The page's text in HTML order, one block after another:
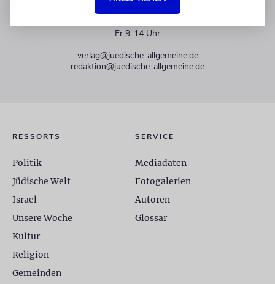
Fr 9-14 Uhr
verlag@juedische-allgemeine.de
redaktion@juedische-allgemeine.de
RESSORTS
Politik
Jüdische Welt
Israel
Unsere Woche
Kultur
Religion
Gemeinden
SERVICE
Mediadaten
Fotogalerien
Autoren
Glossar